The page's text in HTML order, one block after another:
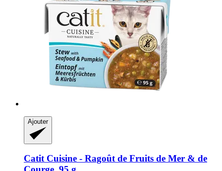
Ajouter
CatitCuisine -​ Ragoût de Fruits de Mer & de